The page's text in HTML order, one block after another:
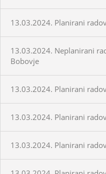
13.03.2024. Planirani
13.03.2024. Neplanirani
Bobovje
13.03.2024. Planirani
13.03.2024. Planirani
13.03.2024. Planirani